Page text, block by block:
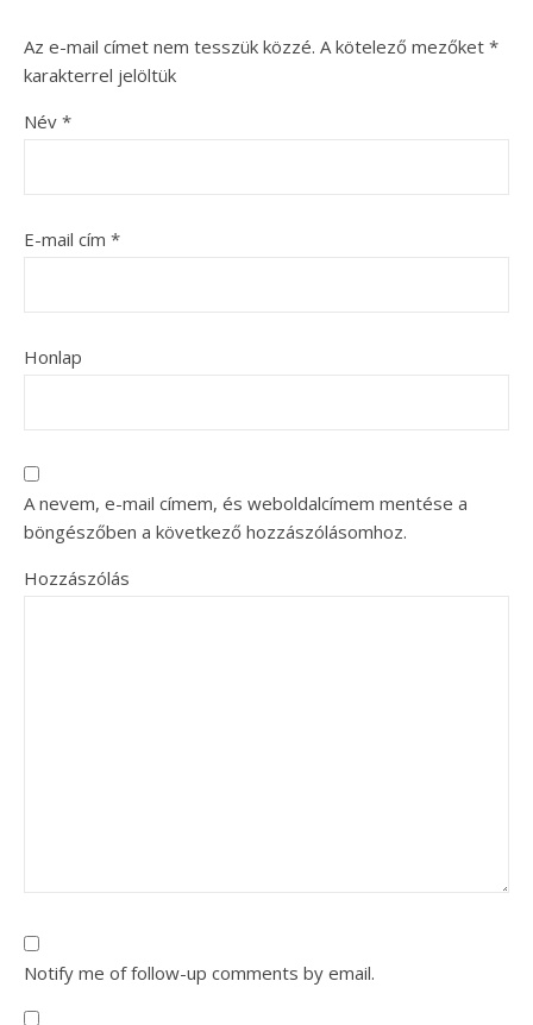
Az e-mail címet nem tesszük közzé. A kötelező mezőket *
karakterrel jelöltük
Név *
E-mail cím *
Honlap
A nevem, e-mail címem, és weboldalcímem mentése a
böngészőben a következő hozzászólásomhoz.
Hozzászólás
Notify me of follow-up comments by email.